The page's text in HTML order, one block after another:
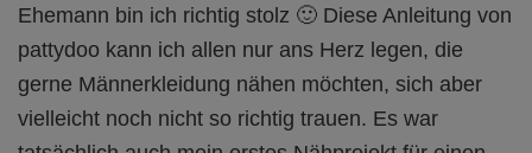
Ehemann bin ich richtig stolz 🙂 Diese Anleitung von
pattydoo kann ich allen nur ans Herz legen, die
gerne Männerkleidung nähen möchten, sich aber
vielleicht noch nicht so richtig trauen. Es war